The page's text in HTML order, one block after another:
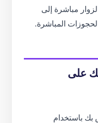
مباشرة إلى
المباشرة.
على
بك باستخدام